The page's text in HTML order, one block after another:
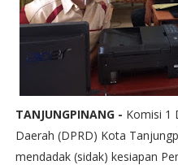
TANJUNGPINANG - Komisi 1
Daerah (DPRD) Kota
mendadak (sidak) kesiapan